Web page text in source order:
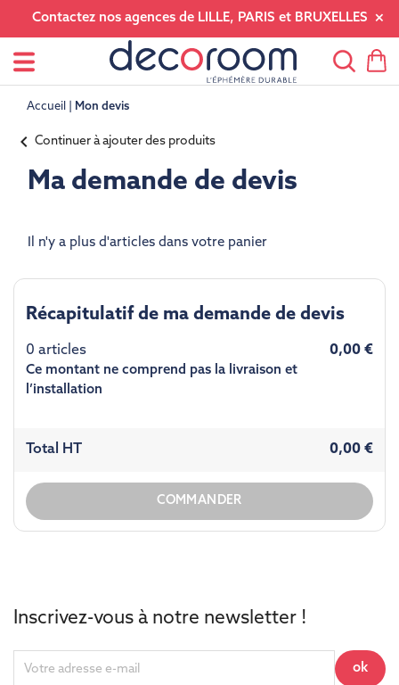
Contactez nos agences de LILLE, PARIS et BRUXELLES
Accueil Mon devis
chevron_left Continuer à ajouter des produits
Ma demande de devis
Il n'y a plus d'articles dans votre panier
Récapitulatif de ma demande de devis
0 articles 0,00 €
Ce montant ne comprend pas la livraison et
l’installation
Total HT 0,00 €
COMMANDER
Inscrivez-vous à notre newsletter !